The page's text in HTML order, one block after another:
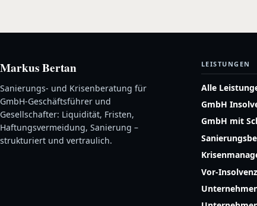
Markus Bertan
Sanierungs- und Krisenberatung für
GmbH-Geschäftsführer und
Gesellschafter: Liquidität, Fristen,
Haftungsvermeidung, Sanierung –
strukturiert und vertraulich.
LEISTUNGEN
Alle
GmbH
GmbH mit
Vor-